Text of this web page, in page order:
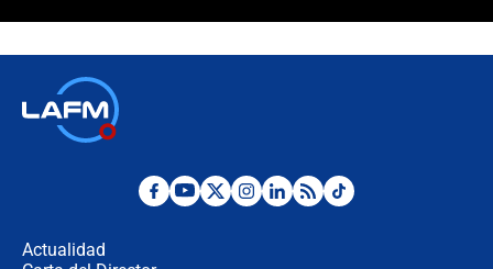
Desde dermatitis hasta infecciones:
Actualidad